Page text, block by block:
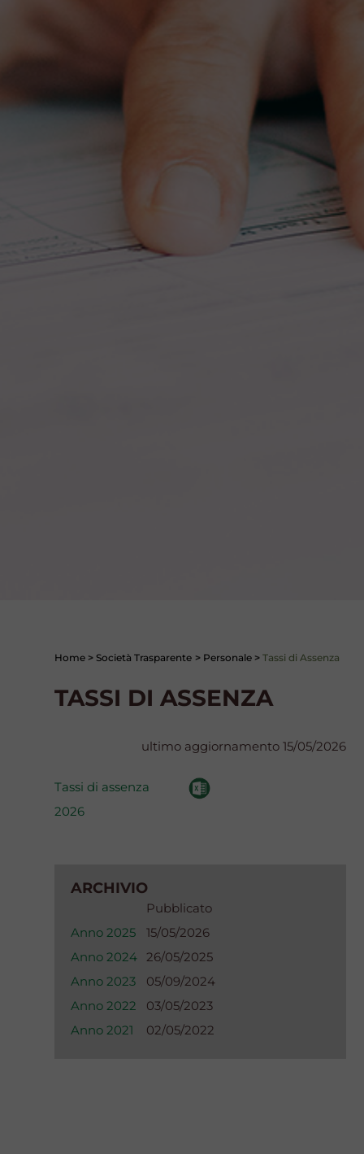
Home > Società Trasparente > Personale > Tassi di Assenza
TASSI DI ASSENZA
ultimo aggiornamento 15/05/2026
Tassi di assenza
2026
ARCHIVIO
Pubblicato
Anno 2025
15/05/2026
Anno 2024 26/05/2025
Anno 2023
05/09/2024
Anno 2022
03/05/2023
Anno 2021
02/05/2022